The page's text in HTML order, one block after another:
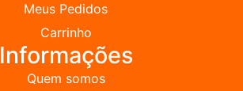
Meus Pedidos
Carrinho
Informações
Quem somos